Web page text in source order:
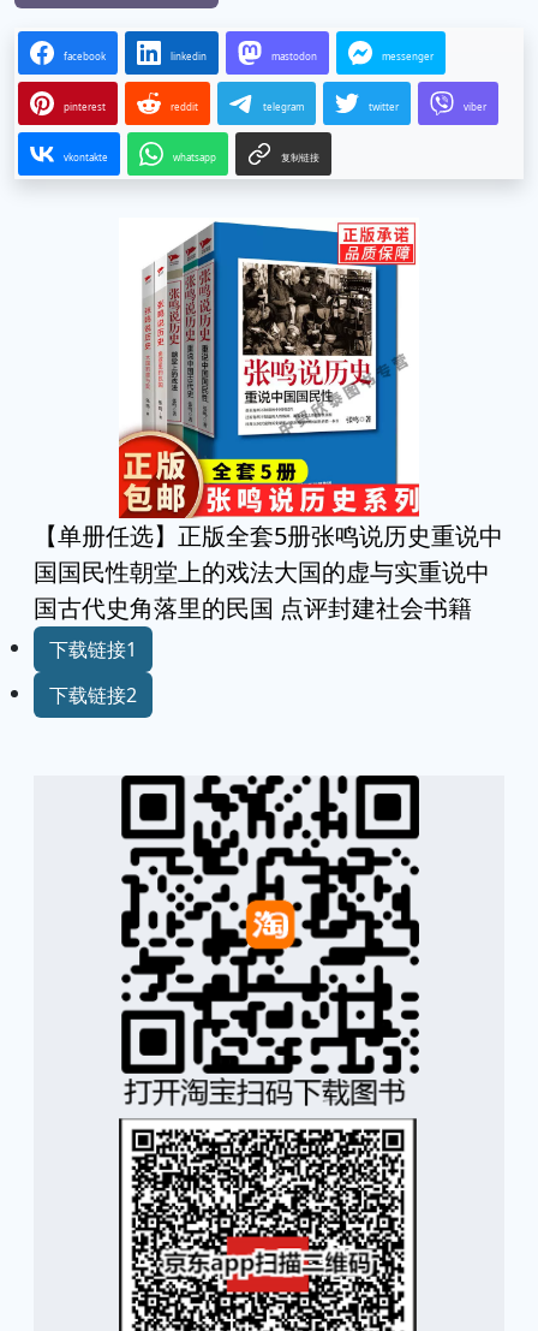
facebook linkedin mastodon messenger
pinterest reddit telegram twitter viber
vkontakte whatsapp 复制链接
【单册任选】正版全套5册张鸣说历史重说中
国国民性朝堂上的戏法大国的虚与实重说中
国古代史角落里的民国 点评封建社会书籍
下载链接1
下载链接2